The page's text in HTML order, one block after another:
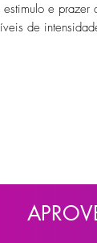
e prazer
de